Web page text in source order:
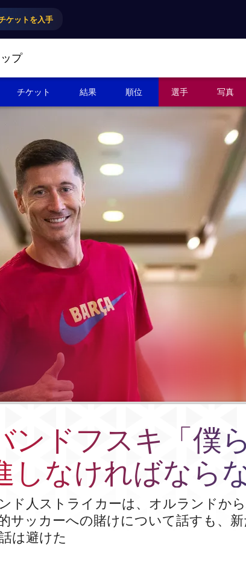
ケットを入手
プ
チケット 結果 順位 選手 写真
ンドフスキ「僕
しなければならな
ド人ストライカーは、オルランドか
サッカーへの賭けについて話すも、
は避けた